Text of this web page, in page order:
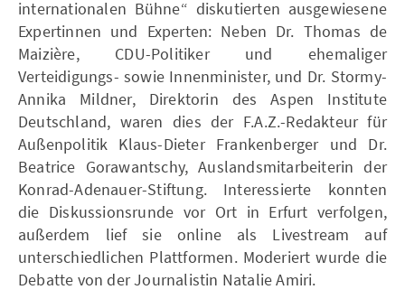
internationalen Bühne“ diskutierten ausgewiesene
Expertinnen und Experten: Neben Dr. Thomas de
Maizière, CDU-Politiker und ehemaliger
Verteidigungs- sowie Innenminister, und Dr. Stormy-
Annika Mildner, Direktorin des Aspen Institute
Deutschland, waren dies der F.A.Z.-Redakteur für
Außenpolitik Klaus-Dieter Frankenberger und Dr.
Beatrice Gorawantschy, Auslandsmitarbeiterin der
Konrad-Adenauer-Stiftung. Interessierte konnten
die Diskussionsrunde vor Ort in Erfurt verfolgen,
außerdem lief sie online als Livestream auf
unterschiedlichen Plattformen. Moderiert wurde die
Debatte von der Journalistin Natalie Amiri.